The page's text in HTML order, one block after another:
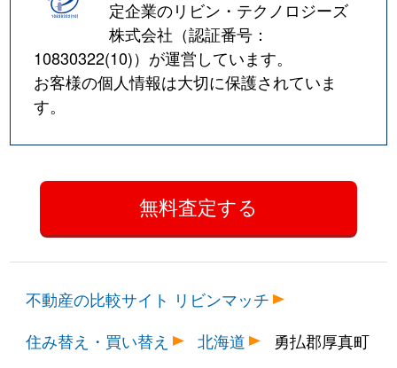
定企業のリビン・テクノロジーズ
株式会社（認証番号：
10830322(10)）が運営しています。
お客様の個人情報は大切に保護されていま
す。
不動産の比較サイト リビンマッチ
住み替え・買い替え
北海道 勇払郡厚真町